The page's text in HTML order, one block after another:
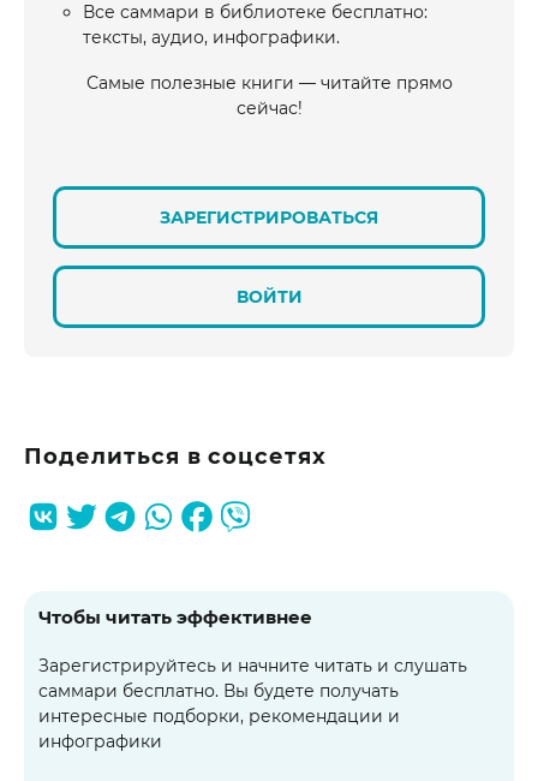
Все саммари в библиотеке бесплатно:
тексты, аудио, инфографики.
Самые полезные книги — читайте прямо
сейчас!
ЗАРЕГИСТРИРОВАТЬСЯ
ВОЙТИ
Поделиться в соцсетях
Чтобы читать эффективнее
Зарегистрируйтесь и начните читать и слушать
саммари бесплатно. Вы будете получать
интересные подборки, рекомендации и
инфографики